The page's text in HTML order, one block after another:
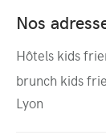
Nos
Hôtels kids
brunch kids
Lyon